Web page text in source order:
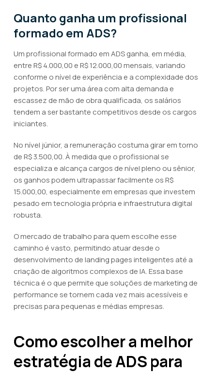
Quanto ganha um profissional
formado em ADS?
Um profissional formado em ADS ganha, em média,
entre R$ 4.000,00 e R$ 12.000,00 mensais, variando
conforme o nível de experiência e a complexidade dos
projetos. Por ser uma área com alta demanda e
escassez de mão de obra qualificada, os salários
tendem a ser bastante competitivos desde os cargos
iniciantes.
No nível júnior, a remuneração costuma girar em torno
de R$ 3.500,00. À medida que o profissional se
especializa e alcança cargos de nível pleno ou sênior,
os ganhos podem ultrapassar facilmente os R$
15.000,00, especialmente em empresas que investem
pesado em tecnologia própria e infraestrutura digital
robusta.
O mercado de trabalho para quem escolhe esse
caminho é vasto, permitindo atuar desde o
desenvolvimento de landing pages inteligentes até a
criação de algoritmos complexos de IA. Essa base
técnica é o que permite que soluções de marketing de
performance se tornem cada vez mais acessíveis e
precisas para pequenas e médias empresas.
Como escolher a melhor
estratégia de ADS para